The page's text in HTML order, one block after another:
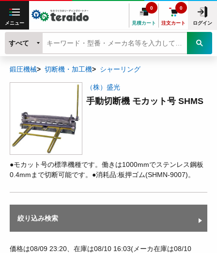
メニュー 見積カート
0
注文カート
0
ログイン
すべて
鍛圧機械 切断機・加工機 シャーリング
（株）盛光
手動切断機 モカット号 SHMS
●モカット号の標準機種です。働きは1000mmでステンレス鋼板
0.4mmまで切断可能です。●消耗品:板押ゴム(SHMN-9007)。
絞り込み検索
価格は08/09 23:20、在庫は08/10 16:03(メーカ在庫は08/10